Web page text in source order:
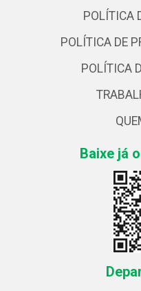
POLÍTICA
POLÍTICA DE
POLÍTICA
Baixe já